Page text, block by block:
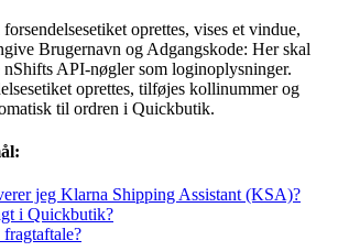
oprettes, vises et vindue,
Brugernavn og Adgangskode: Her skal
API-nøgler som loginoplysninger.
oprettes, tilføjes kollinummer og
til ordren i Quickbutik.
jeg Klarna Shipping Assistant (KSA)?
i Quickbutik?